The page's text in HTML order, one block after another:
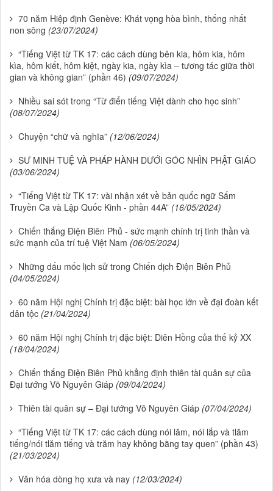
70 năm Hiệp định Genève: Khát vọng hòa bình, thống nhất
non sông (23/07/2024)
“Tiếng Việt từ TK 17: các cách dùng bên kia, hôm kia, hôm
kìa, hôm kiết, hôm kiệt, ngày kia, ngày kìa – tương tác giữa thời
gian và không gian” (phần 46) (09/07/2024)
Nhiều sai sót trong “Từ điển tiếng Việt dành cho học sinh”
(08/07/2024)
Chuyện “chữ và nghĩa” (12/06/2024)
SƯ MINH TUỆ VÀ PHÁP HÀNH DƯỚI GÓC NHÌN PHẬT GIÁO
(03/06/2024)
“Tiếng Việt từ TK 17: vài nhận xét về bản quốc ngữ Sấm
Truyền Ca và Lập Quốc Kinh - phần 44A” (16/05/2024)
Chiến thắng Điện Biên Phủ - sức mạnh chính trị tinh thần và
sức mạnh của trí tuệ Việt Nam (06/05/2024)
Những dấu mốc lịch sử trong Chiến dịch Điện Biên Phủ
(04/05/2024)
60 năm Hội nghị Chính trị đặc biệt: bài học lớn về đại đoàn kết
dân tộc (21/04/2024)
60 năm Hội nghị Chính trị đặc biệt: Diên Hồng của thế kỷ XX
(18/04/2024)
Chiến thắng Điện Biên Phủ khẳng định thiên tài quân sự của
Đại tướng Võ Nguyên Giáp (09/04/2024)
Thiên tài quân sự – Đại tướng Võ Nguyên Giáp (07/04/2024)
“Tiếng Việt từ TK 17: các cách dùng nói lăm, nói lắp và tlăm
tiếng/nói tlăm tiếng và trăm hay không bằng tay quen” (phần 43)
(21/03/2024)
Văn hóa dòng họ xưa và nay (12/03/2024)